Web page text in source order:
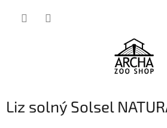
Liz solný Solsel